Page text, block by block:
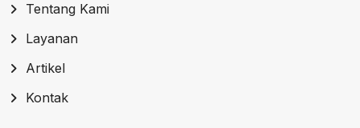
Tentang Kami
Layanan
Artikel
Kontak